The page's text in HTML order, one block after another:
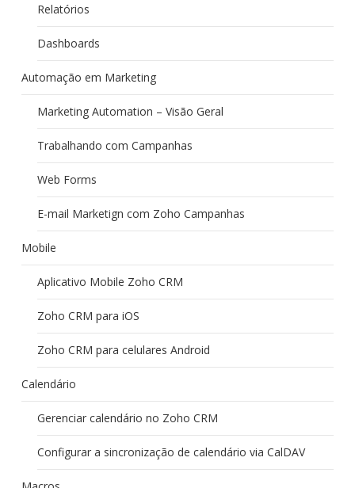
Relatórios
Dashboards
Automação em Marketing
Marketing Automation – Visão Geral
Trabalhando com Campanhas
Web Forms
E-mail Marketign com Zoho Campanhas
Mobile
Aplicativo Mobile Zoho CRM
Zoho CRM para iOS
Zoho CRM para celulares Android
Calendário
Gerenciar calendário no Zoho CRM
Configurar a sincronização de calendário via CalDAV